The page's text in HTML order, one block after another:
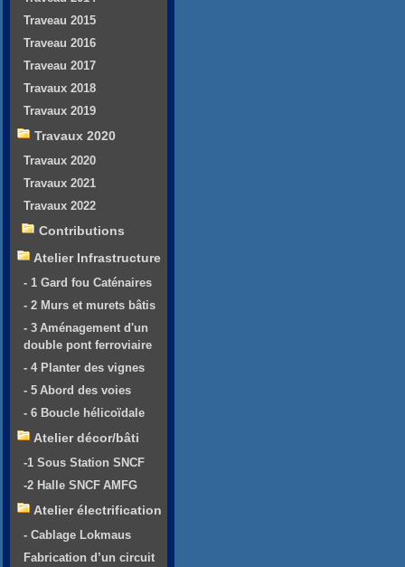
Traveau 2015
Traveau 2016
Traveau 2017
Travaux 2018
Travaux 2019
Travaux 2020
Travaux 2020
Travaux 2021
Travaux 2022
Contributions
Atelier Infrastructure
- 1 Gard fou Caténaires
- 2 Murs et murets bâtis
- 3 Aménagement d'un
double pont ferroviaire
- 4 Planter des vignes
- 5 Abord des voies
- 6 Boucle hélicoïdale
Atelier décor/bâti
-1 Sous Station SNCF
-2 Halle SNCF AMFG
Atelier électrification
- Cablage Lokmaus
Fabrication d’un circuit